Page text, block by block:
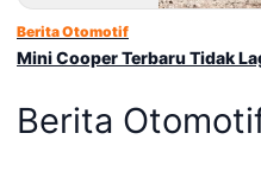
Berita Otomotif
Mini Cooper Terbaru Tidak
Berita